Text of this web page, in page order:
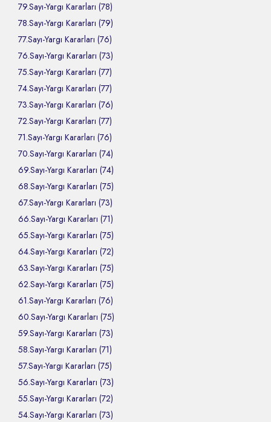
79.Sayı-Yargı Kararları (78)
78.Sayı-Yargı Kararları (79)
77.Sayı-Yargı Kararları (76)
76.Sayı-Yargı Kararları (73)
75.Sayı-Yargı Kararları (77)
74.Sayı-Yargı Kararları (77)
73.Sayı-Yargı Kararları (76)
72.Sayı-Yargı Kararları (77)
71.Sayı-Yargı Kararları (76)
70.Sayı-Yargı Kararları (74)
69.Sayı-Yargı Kararları (74)
68.Sayı-Yargı Kararları (75)
67.Sayı-Yargı Kararları (73)
66.Sayı-Yargı Kararları (71)
65.Sayı-Yargı Kararları (75)
64.Sayı-Yargı Kararları (72)
63.Sayı-Yargı Kararları (75)
62.Sayı-Yargı Kararları (75)
61.Sayı-Yargı Kararları (76)
60.Sayı-Yargı Kararları (75)
59.Sayı-Yargı Kararları (73)
58.Sayı-Yargı Kararları (71)
57.Sayı-Yargı Kararları (75)
56.Sayı-Yargı Kararları (73)
55.Sayı-Yargı Kararları (72)
54.Sayı-Yargı Kararları (73)